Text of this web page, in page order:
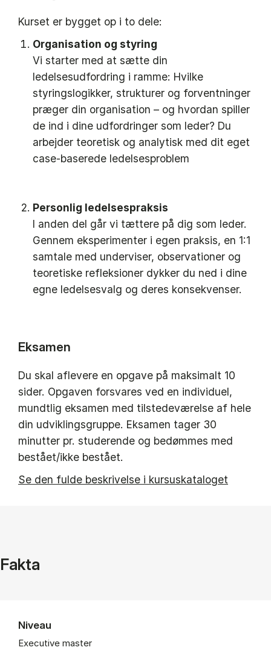
Kurset er bygget op i to dele:
Organisation og styring
Vi starter med at sætte din
ledelsesudfordring i ramme: Hvilke
styringslogikker, strukturer og forventninger
præger din organisation – og hvordan spiller
de ind i dine udfordringer som leder? Du
arbejder teoretisk og analytisk med dit eget
case-baserede ledelsesproblem
Personlig ledelsespraksis
I anden del går vi tættere på dig som leder.
Gennem eksperimenter i egen praksis, en 1:1
samtale med underviser, observationer og
teoretiske refleksioner dykker du ned i dine
egne ledelsesvalg og deres konsekvenser.
Eksamen
Du skal aflevere en opgave på maksimalt 10
sider. Opgaven forsvares ved en individuel,
mundtlig eksamen med tilstedeværelse af hele
din udviklingsgruppe. Eksamen tager 30
minutter pr. studerende og bedømmes med
bestået/ikke bestået.
Se den fulde beskrivelse i kursuskataloget
Fakta
Niveau
Executive master